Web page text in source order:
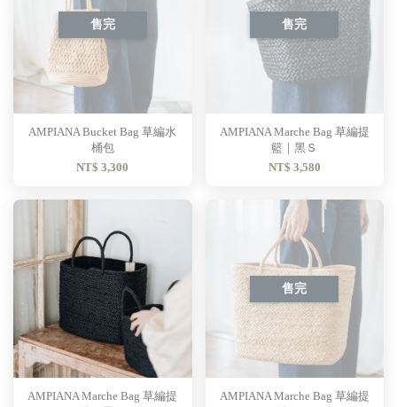
售完
AMPIANA Bucket Bag 草編水
桶包
NT$ 3,300
售完
AMPIANA Marche Bag 草編提
籃｜黑Ｓ
NT$ 3,580
AMPIANA Marche Bag 草編提
售完
AMPIANA Marche Bag 草編提